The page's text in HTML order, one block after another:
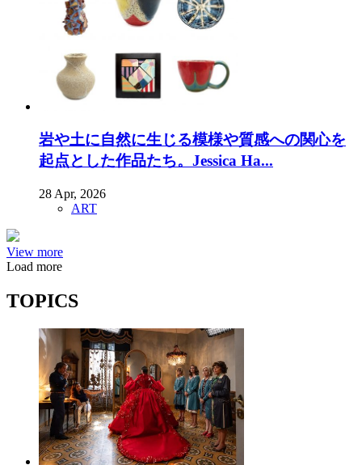
岩や土に自然に生じる模様や質感への関心を
起点とした作品たち。Jessica Ha...
28 Apr, 2026
ART
View more
Load more
TOPICS